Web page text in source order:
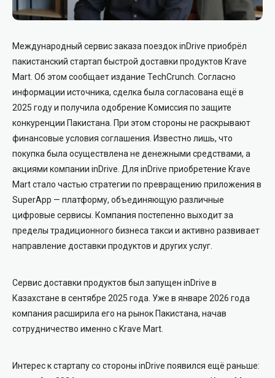
Международный сервис заказа поездокinDrive приобрёл
пакистанский стартап быстрой доставки продуктов Krave
Mart . Об этом сообщает издание TechCrunch . Согласно
информации источника, сделка была согласована ещё в
2025 году и получила одобрение Комиссия по защите
конкуренции Пакистана . При этом стороны не раскрывают
финансовые условия соглашения. Известно лишь, что
покупка была осуществлена не денежными средствами, а
акциями компании inDrive. Для inDrive приобретение Krave
Mart стало частью стратегии по превращению приложения в
SuperApp — платформу, объединяющую различные
цифровые сервисы. Компания постепенно выходит за
пределы традиционного бизнеса такси и активно развивает
направление доставки продуктов и других услуг.
Сервис доставки продуктов был запущен inDrive в
Казахстане в сентябре 2025 года. Уже в январе 2026 года
компания расширила его на рынок Пакистана, начав
сотрудничество именно с Krave Mart.
Интерес к стартапу со стороны inDrive появился ещё раньше: